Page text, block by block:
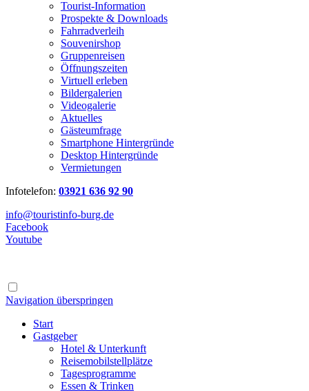
Tourist-Information
Prospekte & Downloads
Fahrradverleih
Souvenirshop
Gruppenreisen
Öffnungszeiten
Virtuell erleben
Bildergalerien
Videogalerie
Aktuelles
Gästeumfrage
Smartphone Hintergründe
Desktop Hintergründe
Vermietungen
Infotelefon: 03921 636 92 90
info@touristinfo-burg.de
Facebook
Youtube
Navigation überspringen
Start
Gastgeber
Hotel & Unterkunft
Reisemobilstellplätze
Tagesprogramme
Essen & Trinken